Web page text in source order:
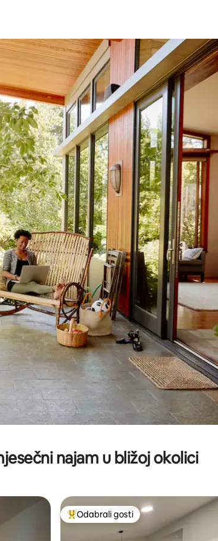
prema gore i prema dolje, kao i dodirom ili
najam u bližoj okolici
„Odabrali gosti”Među najviše rangiranima s oznakom
Odabrali gosti